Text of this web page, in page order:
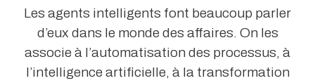
Les agents intelligents font beaucoup parler
d’eux dans le monde des affaires. On les
associe à l’automatisation des processus, à
l’intelligence artificielle, à la transformation